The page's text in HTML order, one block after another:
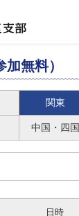
無料）
関東
中国・四国
日時